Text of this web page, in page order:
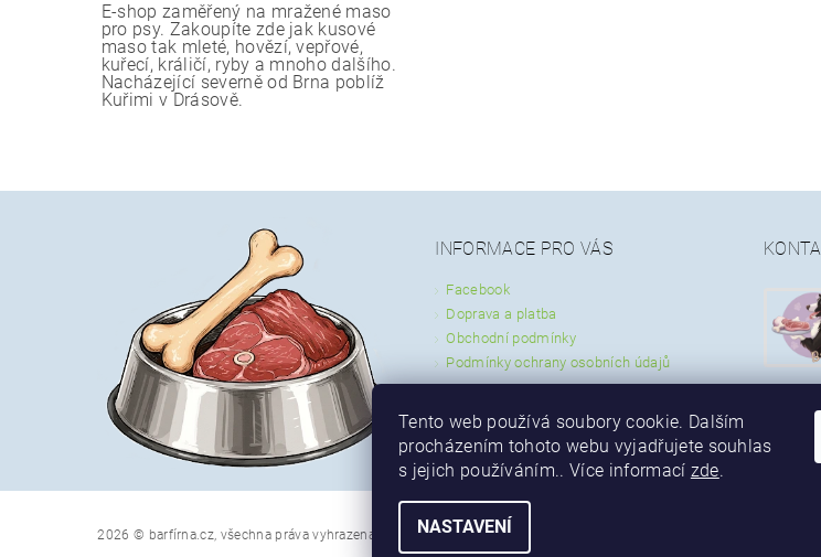
E-shop zaměřený na mražené maso
pro psy. Zakoupíte zde jak kusové
maso tak mleté, hovězí, vepřové,
kuřecí, králičí, ryby a mnoho dalšího.
Nacházející severně od Brna poblíž
Kuřimi v Drásově.
INFORMACE PRO VÁS
Facebook
Doprava a platba
Obchodní podmínky
Podmínky ochrany osobních údajů
2026 © barfírna.cz, všechna práva vyhrazena
Tento web používá soubory cookie. Dalším
procházením tohoto webu vyjadřujete souhlas
s jejich používáním.. Více informací zde.
NASTAVENÍ